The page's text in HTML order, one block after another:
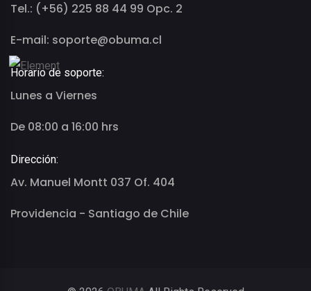
Tel.: (+56) 225 88 44 99 Opc. 2
E-mail: soporte@obuma.cl
Horario de soporte:
Lunes a Viernes
De 08:00 a 16:00 hrs
Dirección:
Av. Manuel Montt 037 Of. 404
Providencia - Santiago de Chile